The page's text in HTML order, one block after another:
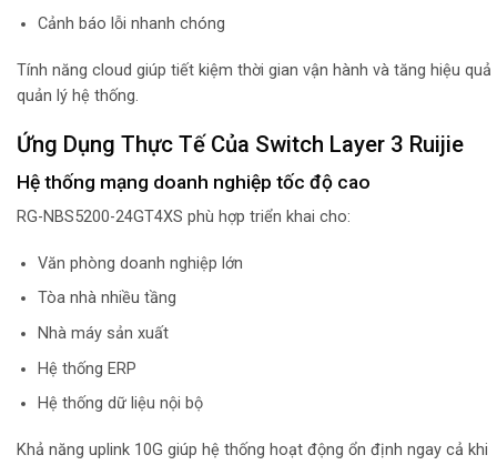
Cảnh báo lỗi nhanh chóng
Tính năng cloud giúp tiết kiệm thời gian vận hành và tăng hiệu quả
quản lý hệ thống.
Ứng Dụng Thực Tế Của Switch Layer 3 Ruijie
Hệ thống mạng doanh nghiệp tốc độ cao
RG-NBS5200-24GT4XS phù hợp triển khai cho:
Văn phòng doanh nghiệp lớn
Tòa nhà nhiều tầng
Nhà máy sản xuất
Hệ thống ERP
Hệ thống dữ liệu nội bộ
Khả năng uplink 10G giúp hệ thống hoạt động ổn định ngay cả khi